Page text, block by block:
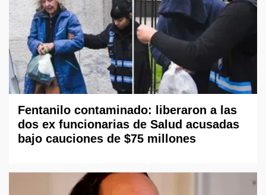
Fentanilo contaminado: liberaron a las
dos ex funcionarias de Salud acusadas
bajo cauciones de $75 millones